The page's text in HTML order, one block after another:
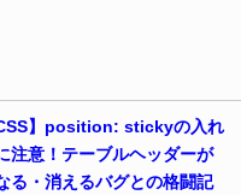
CSS】position: stickyの入れ
注意！テーブルヘッダーが
る・消えるバグとの格闘記